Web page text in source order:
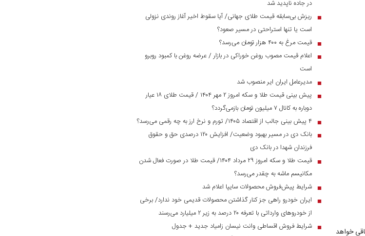
خواهد
در جاده ناپدید شد
■
ریزش بی‌سابقه قیمت طلای جهانی/ آیا سقوط اخیر آغاز روندی نزولی
است یا تنها استراحتی در مسیر صعود؟
■ قیمت مرغ به ۴۰۰ هزار تومان می‌رسد؟
■
اعلام قیمت مصوب روغن خوراکی در بازار / عرضه روغن با کمبود روبرو
است
■ مدیرعامل ایران ایر منصوب شد
■
پیش بینی قیمت طلا و سکه امروز ۲ مهر ۱۴۰۴ / قیمت طلای ۱۸ عیار
دوباره به کانال ۷ میلیون تومان بازمی‌گردد؟
■ ۴ پیش بینی جالب از اقتصاد ۱۴۰۵/ تورم و نرخ ارز به چه رقمی می‌رسد؟
■
بانک دی در مسیر بهبود وضعیت/ افزایش ۱۲۰ درصدی حق و حقوق
فرزندان شهدا در بانک دی
■
قیمت طلا و سکه امروز ۲۹ مرداد ۱۴۰۴/ قیمت طلا در صورت فعال شدن
مکانیسم ماشه به چقدر می‌رسد؟
■ شرایط پیش‌فروش محصولات سایپا اعلام شد
■
ایران خودرو راهی جز کنار گذاشتن محصولات قدیمی خود ندارد/ برخی
از خودرو‌های وارداتی با تعرفه ۲۰ درصد به زیر ۲ میلیارد می‌رسند
■ شرایط فروش اقساطی وانت نیسان زامیاد جدید + جدول